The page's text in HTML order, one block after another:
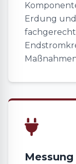
Erdung